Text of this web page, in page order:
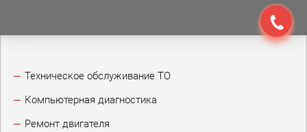
Техническое обслуживание ТО
Компьютерная диагностика
Ремонт двигателя